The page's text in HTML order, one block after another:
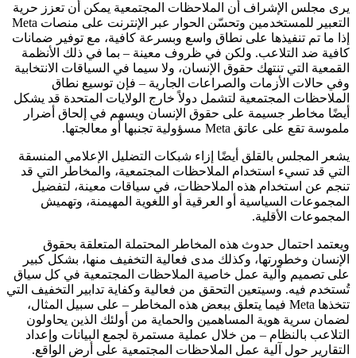
يرى مجلس الإشراف أن الملاحظات المجتمعية يمكن أن تعزز حرية
التعبير للمستخدمين وتحسّن الحوار عبر الإنترنت على منصات Meta
إذا ما تم تنفيذها على نطاق واسع وبسرعة كافية، مع توفير ضمانات
كافية ضد التلاعب. ولكن في ظروف معينة – بما في ذلك الأنظمة
القمعية التي تنتهك حقوق الإنسان، ولا سيما في السياقات الانتخابية
وفي حالات الأزمات والصراعات الجارية – فإن توسيع نطاق
الملاحظات المجتمعية لتشمل دولاً خارج الولايات المتحدة قد يشكل
أيضًا مخاطر جسيمة على حقوق الإنسان ويسهم في إلحاق أضرار
ملموسة تقع على عاتق Meta مسؤولية تجنبها أو معالجتها.
يشعر المجلس بالقلق أيضًا إزاء شبكات التضليل الإعلامي المنسقة
التي قد تسيء استخدام الملاحظات المجتمعية، والمخاطر التي قد
تنجم عن استخدام هذه الملاحظات، في سياقات معينة، لتفضيل
المجموعات السياسية أو العرقية أو اللغوية المهيمنة، وتهميش
المجموعات الأقلية.
ويعتمد احتمال حدوث هذه المخاطر المحتملة المتعلقة بحقوق
الإنسان وخطورتها، وكذلك مدى فعالية التخفيف منها، بشكل كبير
على تصميم وآلية عمل خاصية الملاحظات المجتمعية في كل سياق
تُستخدم فيه. وسيتعين التحقق من فعالية وكفاية تدابير التخفيف التي
تتخذها Meta فيما يتعلق ببعض هذه المخاطر – على سبيل المثال،
لضمان سرية هوية المساهمين والحماية من أولئك الذين يحاولون
التلاعب بالنظام – من خلال عملية مستمرة لجمع البيانات وإعداد
التقارير حول آلية عمل الملاحظات المجتمعية على أرض الواقع.